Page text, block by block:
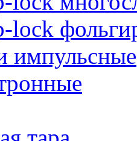
lock
импульсные